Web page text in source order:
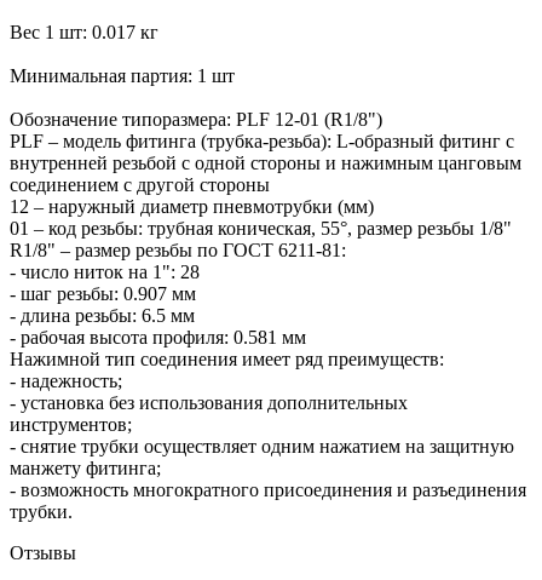
Вес 1 шт: 0.017 кг
Минимальная партия: 1 шт
Обозначение типоразмера: PLF 12-01 (R1/8")
PLF – модель фитинга (трубка-резьба): L-образный фитинг с
внутренней резьбой с одной стороны и нажимным цанговым
соединением с другой стороны
12 – наружный диаметр пневмотрубки (мм)
01 – код резьбы: трубная коническая, 55°, размер резьбы 1/8"
R1/8" – размер резьбы по ГОСТ 6211-81:
- число ниток на 1": 28
- шаг резьбы: 0.907 мм
- длина резьбы: 6.5 мм
- рабочая высота профиля: 0.581 мм
Нажимной тип соединения имеет ряд преимуществ:
- надежность;
- установка без использования дополнительных
инструментов;
- снятие трубки осуществляет одним нажатием на защитную
манжету фитинга;
- возможность многократного присоединения и разъединения
трубки.
Отзывы